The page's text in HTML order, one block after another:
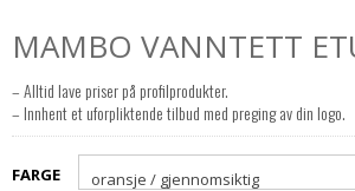
MAMBO VANNTETT
– Alltid lave priser på profilprodukter.
– Innhent et uforpliktende tilbud med preging av din logo.
FARGE